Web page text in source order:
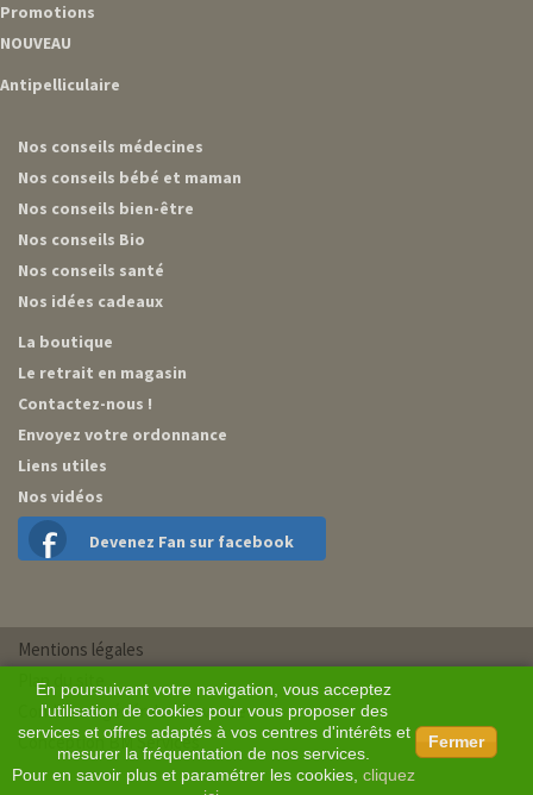
Promotions
NOUVEAU
Antipelliculaire
Nos conseils médecines
Nos conseils bébé et maman
Nos conseils bien-être
Nos conseils Bio
Nos conseils santé
Nos idées cadeaux
La boutique
Le retrait en magasin
Contactez-nous !
Envoyez votre ordonnance
Liens utiles
Nos vidéos
Devenez Fan sur facebook
En poursuivant votre navigation, vous acceptez
l'utilisation de cookies pour vous proposer des
services et offres adaptés à vos centres d'intérêts et
mesurer la fréquentation de nos services.
Pour en savoir plus et paramétrer les cookies, cliquez
Fermer
Mentions légales
Plan du site
Conditions générales de vente
Conception BM Services